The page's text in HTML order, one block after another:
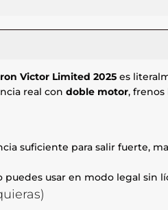
Victor Limited 2025 es
real condoble motor, frenos
suficiente para salir fuerte,
puedes usar en modo legal sin